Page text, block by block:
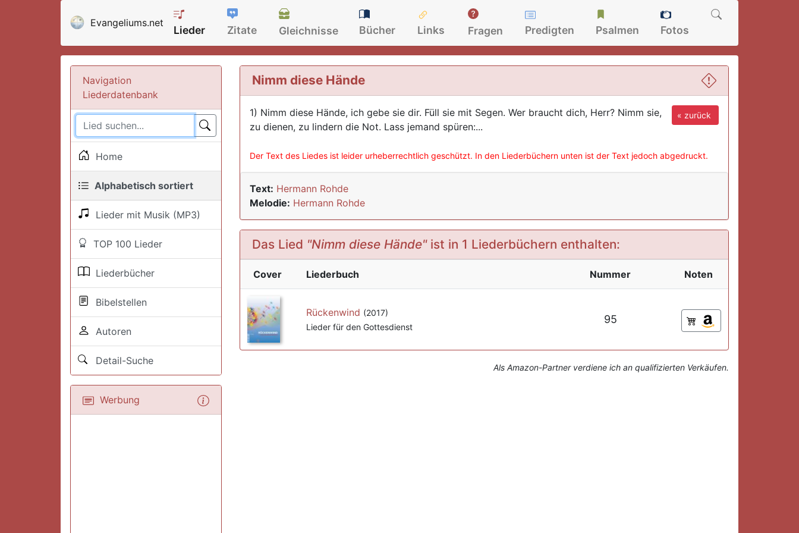
Evangeliums.net
Lieder Zitate Gleichnisse Bücher Links Fragen Predigten Psalmen Fotos
Navigation
Liederdatenbank
Home
Alphabetisch sortiert
Lieder mit Musik (MP3)
TOP 100 Lieder
Liederbücher
Bibelstellen
Autoren
Detail-Suche
Werbung
Nimm diese Hände
« zurück
1) Nimm diese Hände, ich gebe sie dir. Füll sie mit Segen. Wer braucht dich, Herr? Nimm sie,
zu dienen, zu lindern die Not. Lass jemand spüren:...
Der Text des Liedes ist leider urheberrechtlich geschützt. In den Liederbüchern unten ist der Text jedoch abgedruckt.
Text: Hermann Rohde
Melodie: Hermann Rohde
Das Lied "Nimm diese Hände"ist in 1 Liederbüchern enthalten:
Cover Liederbuch Nummer Noten
Rückenwind (2017)
Lieder für den Gottesdienst
95
Als Amazon-Partner verdiene ich an qualifizierten Verkäufen.